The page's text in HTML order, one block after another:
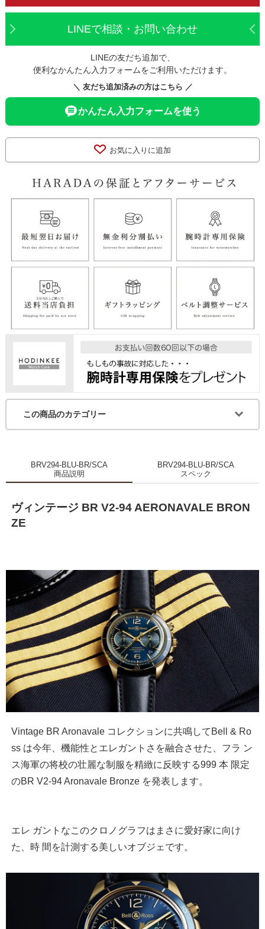
LINEで相談・お問い合わせ
LINEの友だち追加で、
便利なかんたん入力フォームをご利用いただけます。
＼ 友だち追加済みの方はこちら ／
かんたん入力フォームを使う
お気に入りに追加
この商品のカテゴリー
BRV294-BLU-BR/SCA
商品説明
BRV294-BLU-BR/SCA
スペック
ヴィンテージ BR V2-94 AERONAVALE BRON
ZE
Vintage BR Aronavale コレクションに共鳴してBell & Ro
ss は今年、機能性とエレガントさを融合させた、フラ ン
ス海軍の将校の壮麗な制服を精緻に反映する999 本 限定
のBR V2-94 Aronavale Bronze を発表します。
エレ ガントなこのクロノグラフはまさに愛好家に向け
た、時 間を計測する美しいオブジェです。